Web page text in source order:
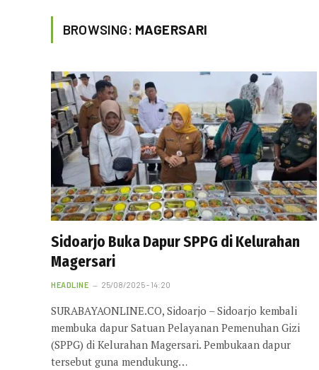
BROWSING: MAGERSARI
Sidoarjo Buka Dapur SPPG di Kelurahan
Magersari
HEADLINE 25/08/2025 - 14:20
SURABAYAONLINE.CO, Sidoarjo – Sidoarjo kembali
membuka dapur Satuan Pelayanan Pemenuhan Gizi
(SPPG) di Kelurahan Magersari. Pembukaan dapur
tersebut guna mendukung…